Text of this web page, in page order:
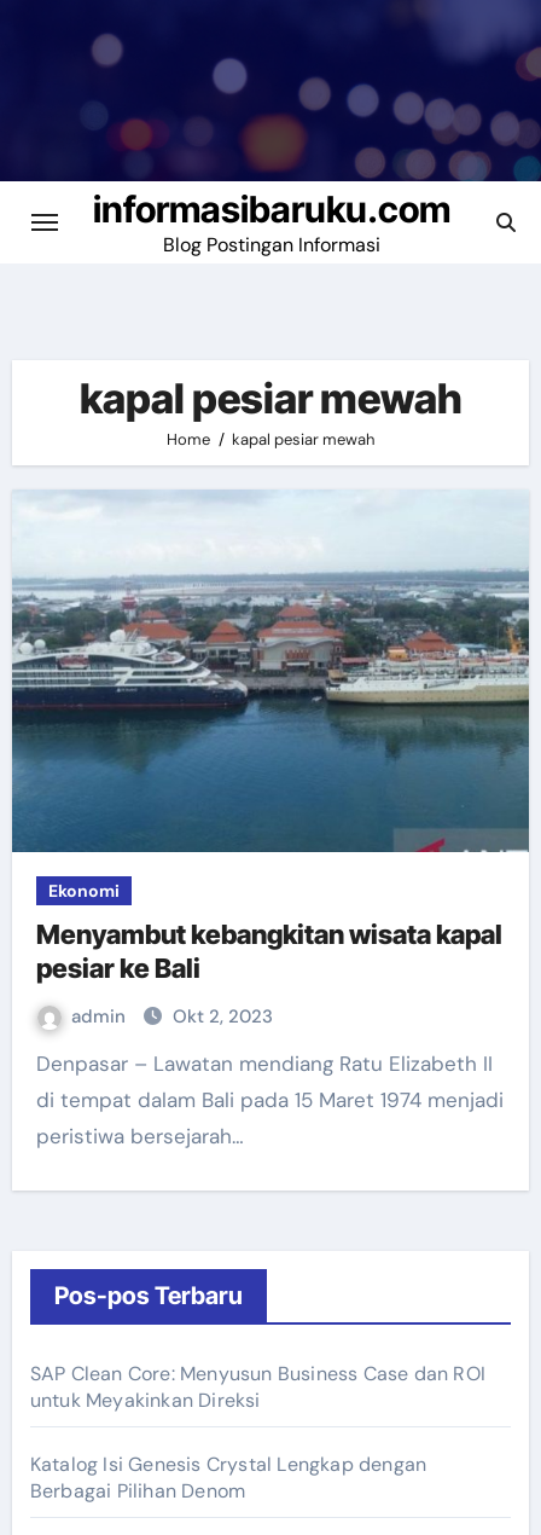
informasibaruku.com
Blog Postingan Informasi
kapal pesiar mewah
Home kapal pesiar mewah
Ekonomi
Menyambut kebangkitan wisata kapal
pesiar ke Bali
admin Okt 2, 2023
Denpasar – Lawatan mendiang Ratu Elizabeth II
di tempat dalam Bali pada 15 Maret 1974 menjadi
peristiwa bersejarah…
Pos-pos Terbaru
SAP Clean Core: Menyusun Business Case dan ROI
untuk Meyakinkan Direksi
Katalog Isi Genesis Crystal Lengkap dengan
Berbagai Pilihan Denom